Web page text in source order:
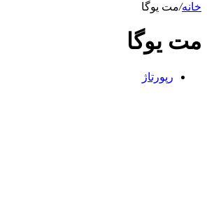
خانه/مت یوگا
مت یوگا
رپورتاژ